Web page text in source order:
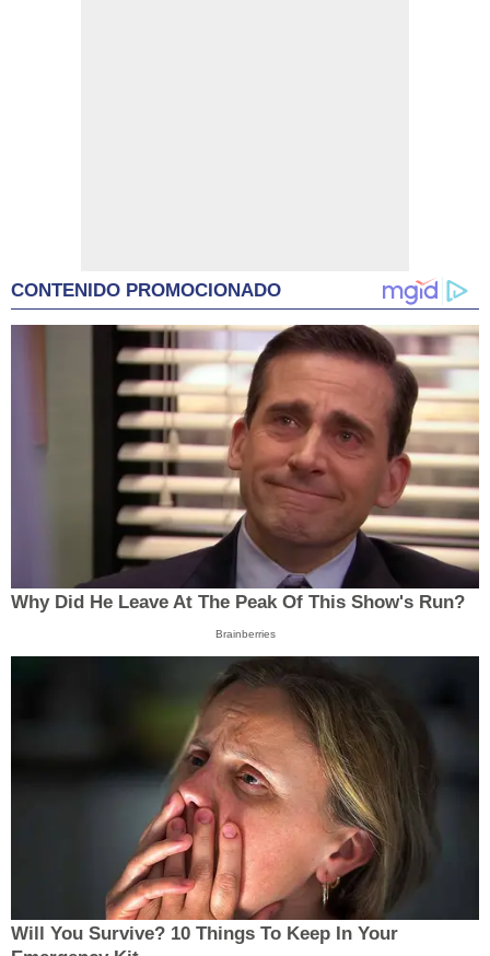
CONTENIDO PROMOCIONADO
Why Did He Leave At The Peak Of This Show's Run?
Brainberries
Will You Survive? 10 Things To Keep In Your